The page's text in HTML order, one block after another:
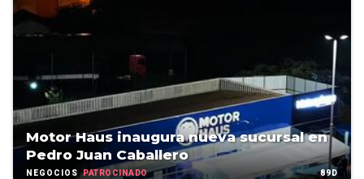
Motor Haus inaugura nueva sucursal en
Pedro Juan Caballero
NEGOCIOS PATROCINADO 89D